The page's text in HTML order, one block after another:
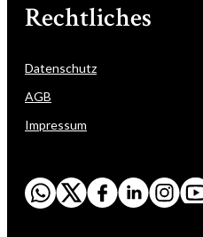
Rechtliches
Datenschutz
AGB
Impressum